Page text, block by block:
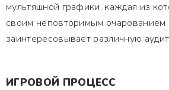
мультяшной графики, каждая из
своим неповторимым очарованием
заинтересовывает различную
ИГРОВОЙ ПРОЦЕСС